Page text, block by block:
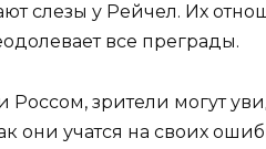
слезы у Рейчел. Их
все преграды.
Россом, зрители могут
они учатся на своих